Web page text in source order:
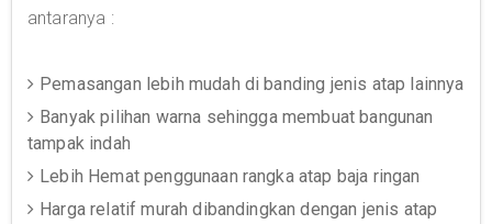
antaranya :
Pemasangan lebih mudah di banding jenis atap lainnya
Banyak pilihan warna sehingga membuat bangunan
tampak indah
Lebih Hemat penggunaan rangka atap baja ringan
Harga relatif murah dibandingkan dengan jenis atap